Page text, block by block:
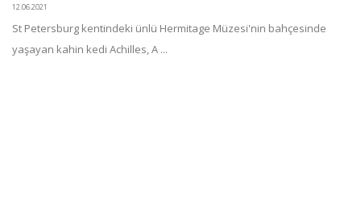
12.06.2021
St Petersburg kentindeki ünlü Hermitage Müzesi'nin bahçesinde
yaşayan kahin kedi Achilles, A ...